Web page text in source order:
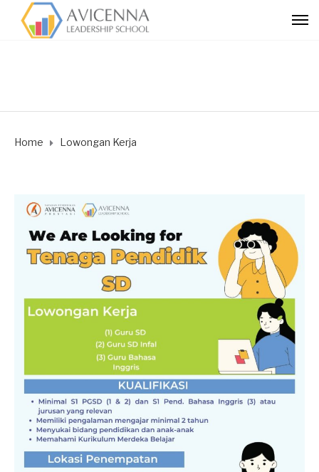
Home Lowongan Kerja